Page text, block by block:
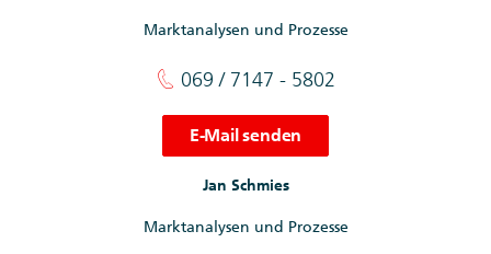
Marktanalysen und Prozesse
069 / 7147 - 5802
E-Mail senden
Jan Schmies
Marktanalysen und Prozesse